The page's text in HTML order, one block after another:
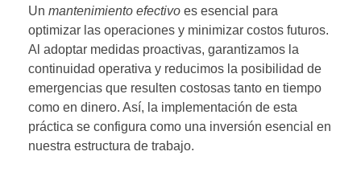
Un mantenimiento efectivo es esencial para
optimizar las operaciones y minimizar costos futuros.
Al adoptar medidas proactivas, garantizamos la
continuidad operativa y reducimos la posibilidad de
emergencias que resulten costosas tanto en tiempo
como en dinero. Así, la implementación de esta
práctica se configura como una inversión esencial en
nuestra estructura de trabajo.